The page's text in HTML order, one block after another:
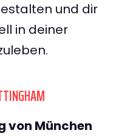
und dir
in deiner
von München